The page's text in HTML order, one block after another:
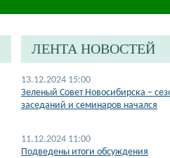
ЛЕНТА НОВОСТЕЙ
13.12.2024 15:00
​Зеленый Совет Новосибирска –
заседаний и семинаров начался
11.12.2024 11:00
Подведены итоги обсуждения